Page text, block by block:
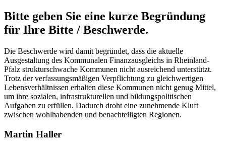
Bitte geben Sie eine kurze Begründung
für Ihre Bitte / Beschwerde.
Die Beschwerde wird damit begründet, dass die aktuelle
Ausgestaltung des Kommunalen Finanzausgleichs in Rheinland-
Pfalz strukturschwache Kommunen nicht ausreichend unterstützt.
Trotz der verfassungsmäßigen Verpflichtung zu gleichwertigen
Lebensverhältnissen erhalten diese Kommunen nicht genug Mittel,
um ihre sozialen, infrastrukturellen und bildungspolitischen
Aufgaben zu erfüllen. Dadurch droht eine zunehmende Kluft
zwischen wohlhabenden und benachteiligten Regionen.
Martin Haller